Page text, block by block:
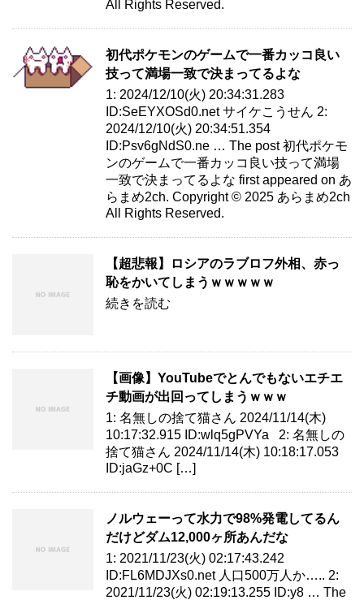
All Rights Reserved.
初代ポケモンのゲームで一番カッコ良い
技って満場一致で決まってるよな
1: 2024/12/10(火) 20:34:31.283
ID:SeEYXOSd0.net サイケこうせん 2:
2024/12/10(火) 20:34:51.354
ID:Psv6gNdS0.ne … The post 初代ポケモ
ンのゲームで一番カッコ良い技って満場
一致で決まってるよな first appeared on あ
らまめ2ch. Copyright © 2025 あらまめ2ch
All Rights Reserved.
【超悲報】ロシアのラブロフ外相、赤っ
恥をかいてしまうｗｗｗｗｗ
続きを読む
【画像】YouTubeでとんでもないエチエ
チ動画が出回ってしまうｗｗｗ
1: 名無しの捨て猫さん 2024/11/14(木)
10:17:32.915 ID:wlq5gPVYa 2: 名無しの
捨て猫さん 2024/11/14(木) 10:18:17.053
ID:jaGz+0C […]
ノルウェーって水力で98%発電してるん
だけどダム12,000ヶ所あんだな
1: 2021/11/23(火) 02:17:43.242
ID:FL6MDJXs0.net 人口500万人か….. 2:
2021/11/23(火) 02:19:13.255 ID:y8 … The